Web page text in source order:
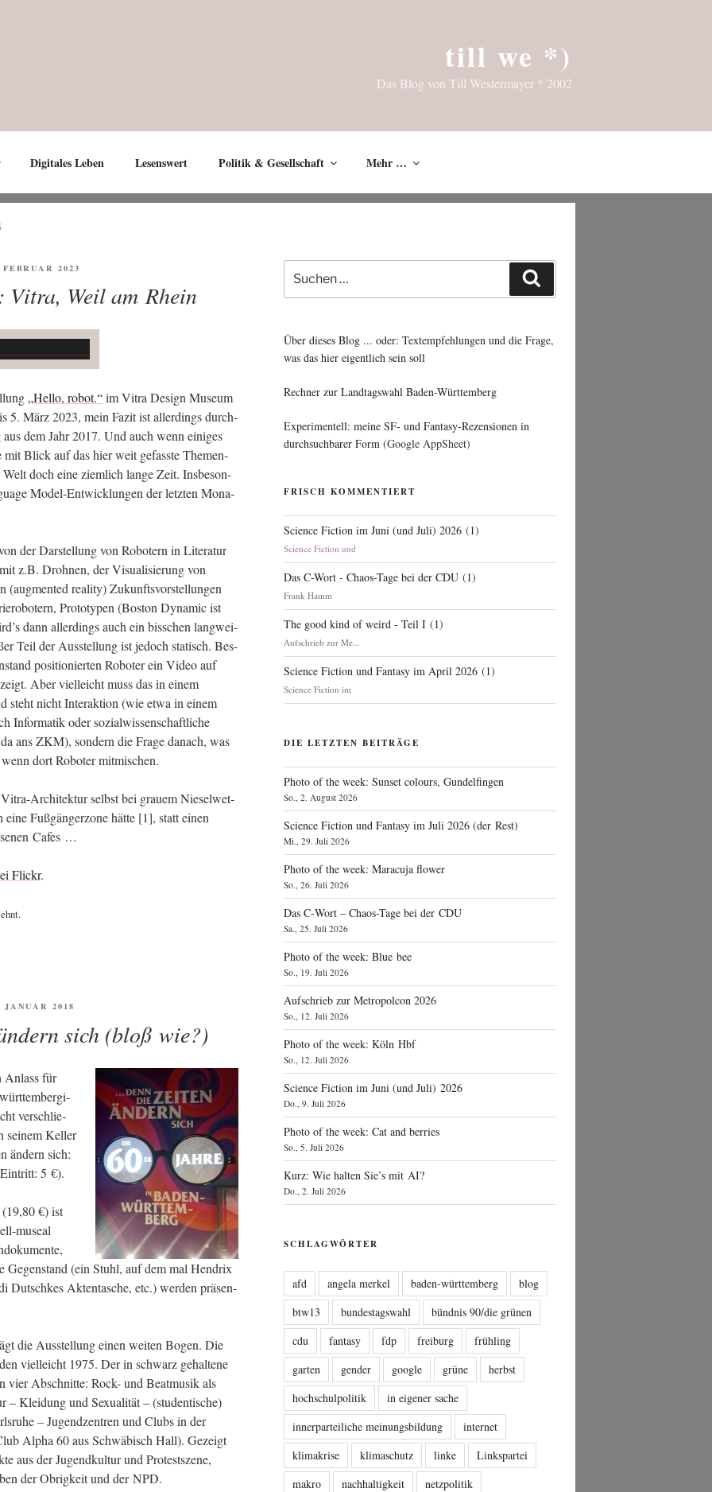
till we *)
Das Blog von Till Westermayer * 2002
Digitales Leben Lesenswert Politik & Gesellschaft Mehr …
2023
Vitra, Weil am Rhein
„Hel­lo, robot.“im Vitra Design Muse­um
5. März 2023, mein Fazit ist aller­dings durch­
dem Jahr 2017. Und auch wenn eini­ges
Blick auf das hier weit gefass­te The­men­
doch eine ziem­lich lan­ge Zeit. Ins­be­son­
Model-Ent­wick­lun­gen der letz­ten Mona­
der Dar­stel­lung von Robo­tern in Lite­ra­tur
z.B. Droh­nen, der Visua­li­sie­rung von
(aug­men­ted rea­li­ty) Zukunfts­vor­stel­lun­gen
Pro­to­ty­pen (Bos­ton Dyna­mic ist
dann aller­dings auch ein biss­chen lang­wei­
Teil der Aus­stel­lung ist jedoch sta­tisch. Bes­
posi­tio­nier­ten Robo­ter ein Video auf
Aber viel­leicht muss das in einem
steht nicht Inter­ak­ti­on (wie etwa in einem
Infor­ma­tik oder sozi­al­wis­sen­schaft­li­che
ans ZKM), son­dern die Fra­ge danach, was
dort Robo­ter mitmischen.
Archi­tek­tur selbst bei grau­em Nie­sel­wet­
Fuß­gän­ger­zo­ne hät­te [1], statt einen
Cafes …
Flickr.
2018
sich (bloß wie?)
Anlass für
ver­schlie­
sei­nem Kel­ler
ändern sich:
5 €).
€) ist
muse­al
Gegen­stand (ein Stuhl, auf dem mal Hen­drix
Dutsch­kes Akten­ta­sche, etc.) wer­den prä­sen­
die Aus­stel­lung einen wei­ten Bogen. Die
viel­leicht 1975. Der in schwarz gehal­te­ne
vier Abschnit­te: Rock- und Beat­mu­sik als
– Klei­dung und Sexua­li­tät – (stu­den­ti­sche)
– Jugend­zen­tren und Clubs in der
Alpha 60 aus Schwä­bisch Hall). Gezeigt
aus der Jugend­kul­tur und Pro­test­sze­ne,
der Obrig­keit und der NPD.
Suche
nach:
Über dieses Blog ... oder: Textempfehlungen und die Frage,
was das hier eigentlich sein soll
Rechner zur Landtagswahl Baden-Württemberg
Experimentell: meine SF- und Fantasy-Rezensionen in
durchsuchbarer Form (Google AppSheet)
FRISCH KOMMENTIERT
Science Fiction im Juni (und Juli) 2026 (1)
Science Fiction und
Das C-Wort - Chaos-Tage bei der CDU (1)
Frank Hamm
The good kind of weird - Teil I (1)
Aufschrieb zur Me...
Science Fiction und Fantasy im April 2026 (1)
Science Fiction im
DIE LETZTEN BEITRÄGE
Photo of the week: Sunset colours, Gundelfingen
So., 2. August 2026
Science Fiction und Fantasy im Juli 2026 (der Rest)
Mi., 29. Juli 2026
Photo of the week: Maracuja flower
So., 26. Juli 2026
Das C‑Wort – Chaos-Tage bei der CDU
Sa., 25. Juli 2026
Photo of the week: Blue bee
So., 19. Juli 2026
Aufschrieb zur Metropolcon 2026
So., 12. Juli 2026
Photo of the week: Köln Hbf
So., 12. Juli 2026
Science Fiction im Juni (und Juli) 2026
Do., 9. Juli 2026
Photo of the week: Cat and berries
So., 5. Juli 2026
Kurz: Wie halten Sie’s mit AI?
Do., 2. Juli 2026
SCHLAGWÖRTER
afd angela merkel baden-württemberg
blog
btw13
bundestagswahl
bündnis 90/die grünen
cdu
fantasy fdp freiburg
frühling
garten
gender google grüne
herbst
hochschulpolitik
in eigener sache
innerparteiliche meinungsbildung
internet
klimakrise
klimaschutz linke
Linkspartei
makro
nachhaltigkeit
netzpolitik